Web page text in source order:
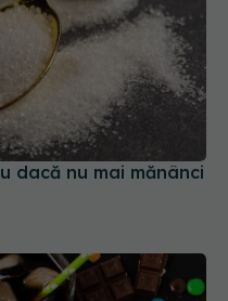
dacă nu mai mănânci